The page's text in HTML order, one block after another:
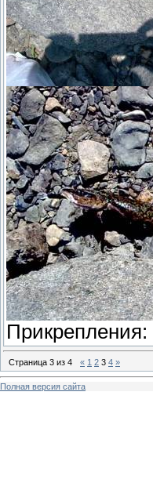
Прикрепления:
Страница 3 из 4 « 1 2 3 4 »
Полная версия сайта